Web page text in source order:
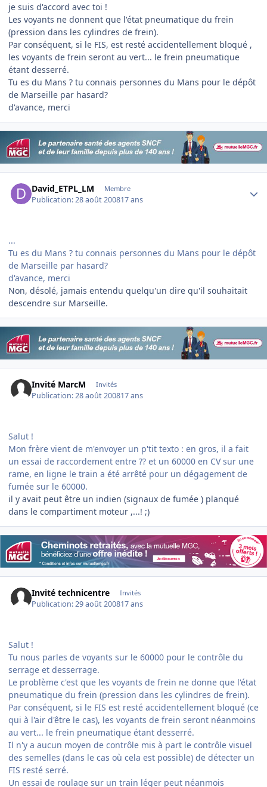
je suis d'accord avec toi !
Les voyants ne donnent que l'état pneumatique du frein
(pression dans les cylindres de frein).
Par conséquent, si le FIS, est resté accidentellement bloqué ,
les voyants de frein seront au vert... le frein pneumatique
étant desserré.
Tu es du Mans ? tu connais personnes du Mans pour le dépôt
de Marseille par hasard?
d'avance, merci
David_ETPL_LM Membre
Publication:28 août 200817 ans
...
Tu es du Mans ? tu connais personnes du Mans pour le dépôt
de Marseille par hasard?
d'avance, merci
Non, désolé, jamais entendu quelqu'un dire qu'il souhaitait
descendre sur Marseille.
Invité MarcM Invités
Publication:28 août 200817 ans
Salut !
Mon frère vient de m'envoyer un p'tit texto : en gros, il a fait
un essai de raccordement entre ?? et un 60000 en CV sur une
rame, en ligne le train a été arrêté pour un dégagement de
fumée sur le 60000.
il y avait peut être un indien (signaux de fumée ) planqué
dans le compartiment moteur ,...! ;)
Invité technicentre Invités
Publication:29 août 200817 ans
Salut !
Tu nous parles de voyants sur le 60000 pour le contrôle du
serrage et desserrage.
Le problème c'est que les voyants de frein ne donne que l'état
pneumatique du frein (pression dans les cylindres de frein).
Par conséquent, si le FIS est resté accidentellement bloqué (ce
qui à l'air d'être le cas), les voyants de frein seront néanmoins
au vert... le frein pneumatique étant desserré.
Il n'y a aucun moyen de contrôle mis à part le contrôle visuel
des semelles (dans le cas où cela est possible) de détecter un
FIS resté serré.
Un essai de roulage sur un train léger peut néanmois